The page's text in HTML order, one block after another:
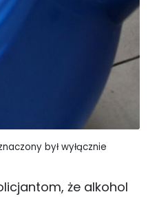
był wyłącznie
że alkohol